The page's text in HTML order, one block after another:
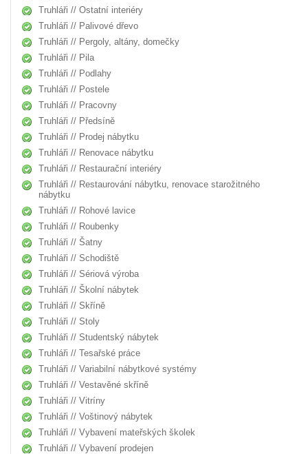
Truhláři // Ostatní interiéry
Truhláři // Palivové dřevo
Truhláři // Pergoly, altány, domečky
Truhláři // Pila
Truhláři // Podlahy
Truhláři // Postele
Truhláři // Pracovny
Truhláři // Předsíně
Truhláři // Prodej nábytku
Truhláři // Renovace nábytku
Truhláři // Restaurační interiéry
Truhláři // Restaurování nábytku, renovace starožitného
nábytku
Truhláři // Rohové lavice
Truhláři // Roubenky
Truhláři // Šatny
Truhláři // Schodiště
Truhláři // Sériová výroba
Truhláři // Školní nábytek
Truhláři // Skříně
Truhláři // Stoly
Truhláři // Studentský nábytek
Truhláři // Tesařské práce
Truhláři // Variabilní nábytkové systémy
Truhláři // Vestavěné skříně
Truhláři // Vitríny
Truhláři // Voštinový nábytek
Truhláři // Vybavení mateřských školek
Truhláři // Vybavení prodejen